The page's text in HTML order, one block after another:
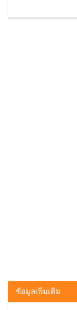
ข้อมูลเพิ่มเติม